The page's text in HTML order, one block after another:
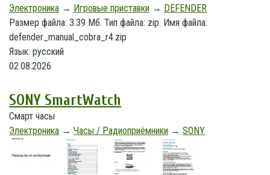
Электроника → Игровые приставки → DEFENDER
Размер файла: 3.39 Мб. Тип файла: zip. Имя файла:
defender_manual_cobra_r4.zip
Язык: русский
02.08.2026
SONY SmartWatch
Смарт часы
Электроника → Часы / Радиоприёмники → SONY